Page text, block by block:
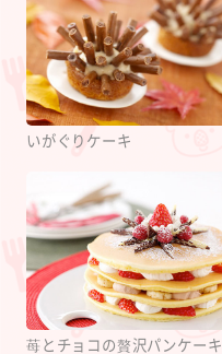
いがぐりケーキ
苺とチョコの贅沢パンケーキ